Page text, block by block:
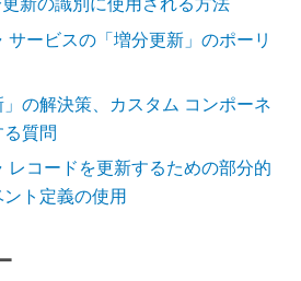
新の識別に使用される方法
サービスの「増分更新」のポーリ
」の解決策、カスタム コンポーネ
る質問
レコードを更新するための部分的
ト定義の使用